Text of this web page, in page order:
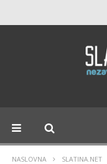
NASLOVNA SLATINA.NET